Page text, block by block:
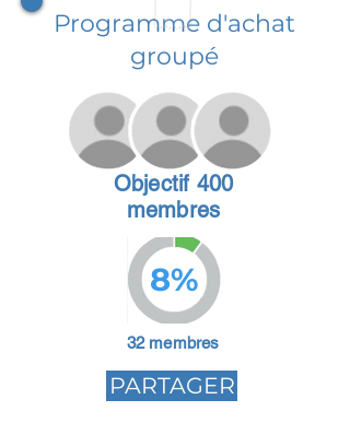
Programme d'achat
groupé
Objectif 400
membres
8%
32 membres
PARTAGER